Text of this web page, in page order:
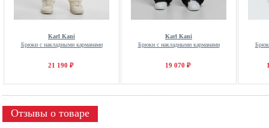
Karl Kani
Брюки с накладными карманами
21 190 ₽
Karl Kani
Брюки с накладными карманами
19 070 ₽
Отзывы о товаре